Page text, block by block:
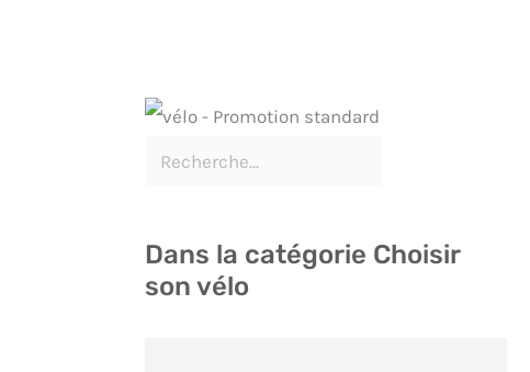
Dans la catégorie Choisir
son vélo